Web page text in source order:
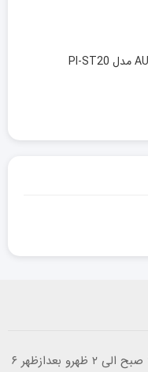
زمانی کاری: شنبه تا پنچ شنبه ساعت ۹ صبح الی ۲ ظهرو بعدازظهر ۶